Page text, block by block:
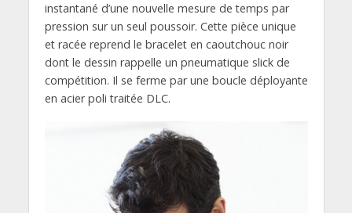
instantané d’une nouvelle mesure de temps par
pression sur un seul poussoir. Cette pièce unique
et racée reprend le bracelet en caoutchouc noir
dont le dessin rappelle un pneumatique slick de
compétition. Il se ferme par une boucle déployante
en acier poli traitée DLC.